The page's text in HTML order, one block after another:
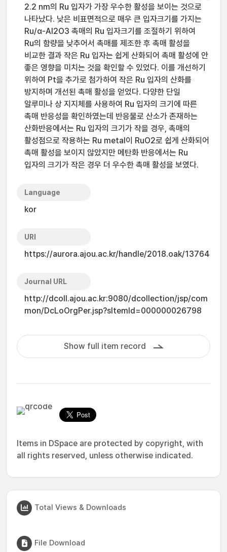
2.2 nm의 Ru 입자가 가장 우수한 활성을 보이는 것으로
나타났다. 낮은 비표면적으로 매우 큰 입자크기를 가지는
Ru/α-Al2O3 촉매의 Ru 입자크기를 조절하기 위하여
Ru의 함량을 낮추어서 촉매를 제조한 후 촉매 활성을
비교한 결과 작은 Ru 입자는 쉽게 산화되어 촉매 활성에 안
좋은 영향을 미치는 것을 확인할 수 있었다. 이를 개선하기
위하여 Pt을 추가로 첨가하여 작은 Ru 입자의 산화를
방지하며 개선된 촉매 활성을 얻었다. 다양한 단일
알루미나 상 지지체를 사용하여 Ru 입자의 크기에 따른
촉매 반응성을 확인하였는데 반응물로 산소가 존재하는
산화반응에서는 Ru 입자의 크기가 작을 경우, 촉매의
활성점으로 작용하는 Ru metal이 RuO2로 쉽게 산화되어
촉매 활성을 보이지 않았지만 메탄화 반응에서는 Ru
입자의 크기가 작은 경우 더 우수한 촉매 활성을 보였다.
Language
kor
URI
https://aurora.ajou.ac.kr/handle/2018.oak/13764
Journal URL
http://dcoll.ajou.ac.kr:9080/dcollection/jsp/com
mon/DcLoOrgPer.jsp?sItemId=000000026798
Show full item record
Items in DSpace are protected by copyright, with
all rights reserved, unless otherwise indicated.
Total Views & Downloads
File Download